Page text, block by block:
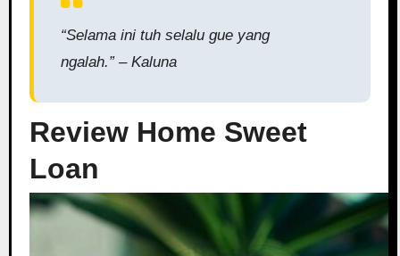
“Selama ini tuh selalu gue yang
ngalah.” – Kaluna
Review Home Sweet
Loan